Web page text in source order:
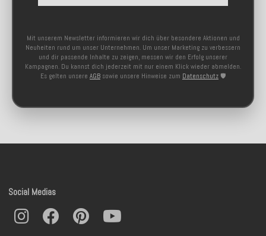
Mit unserem Newsletter informieren wir dich über besondere Aktionen und
Neuheiten rund um unser Unternehmen. Um unser Marketing zu verbessern
und dir passende Inhalte zu zeigen, messen wir den Erfolg unserer
Kampagnen. Du kannst dich jederzeit mit nur einem Klick wieder abmelden.
Es gelten unsere AGB sowie unsere Hinweise zum Datenschutz 🛡️
Social Medias